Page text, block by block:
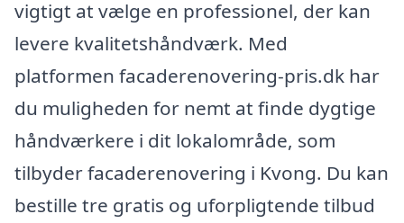
vigtigt at vælge en professionel, der kan
levere kvalitetshåndværk. Med
platformen facaderenovering-pris.dk har
du muligheden for nemt at finde dygtige
håndværkere i dit lokalområde, som
tilbyder facaderenovering i Kvong. Du kan
bestille tre gratis og uforpligtende tilbud